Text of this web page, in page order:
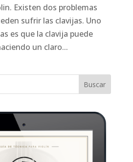
Existen dos problemas
sufrir las clavijas. Uno
es que la clavija puede
un claro...
Buscar